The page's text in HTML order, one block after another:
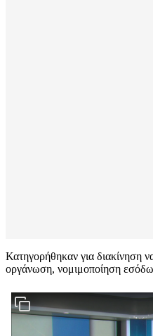
Κατηγορήθηκαν για διακίνηση
οργάνωση, νομιμοποίηση